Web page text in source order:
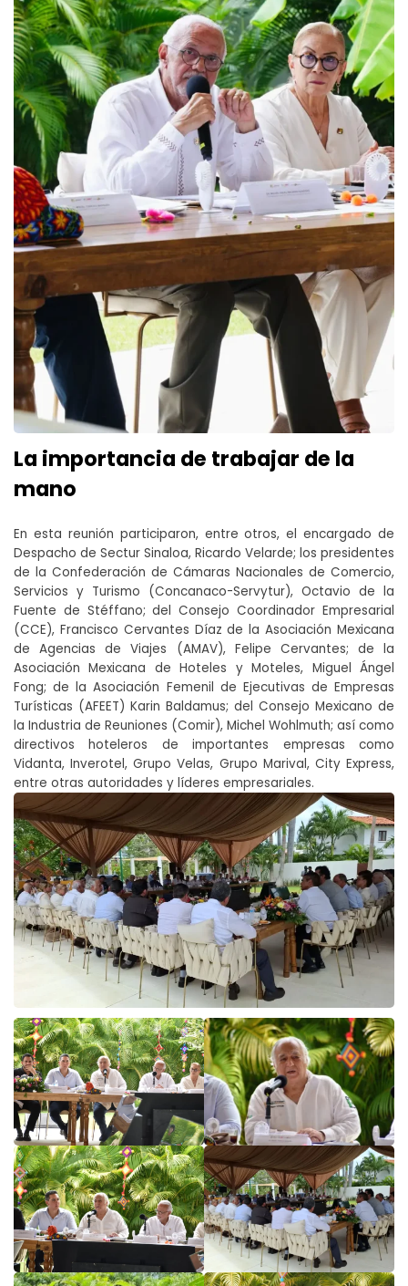
La importancia de trabajar de la
mano
En esta reunión participaron, entre otros, el encargado de
Despacho de Sectur Sinaloa, Ricardo Velarde; los presidentes
de la Confederación de Cámaras Nacionales de Comercio,
Servicios y Turismo (Concanaco-Servytur), Octavio de la
Fuente de Stéffano; del Consejo Coordinador Empresarial
(CCE), Francisco Cervantes Díaz de la Asociación Mexicana
de Agencias de Viajes (AMAV), Felipe Cervantes; de la
Asociación Mexicana de Hoteles y Moteles, Miguel Ángel
Fong; de la Asociación Femenil de Ejecutivas de Empresas
Turísticas (AFEET) Karin Baldamus; del Consejo Mexicano de
la Industria de Reuniones (Comir), Michel Wohlmuth; así como
directivos hoteleros de importantes empresas como
Vidanta, Inverotel, Grupo Velas, Grupo Marival, City Express,
entre otras autoridades y líderes empresariales.